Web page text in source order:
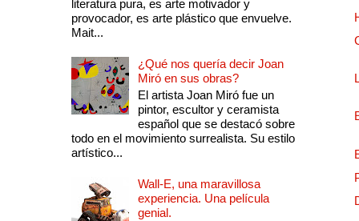
literatura pura, es arte motivador y
provocador, es arte plástico que envuelve.
Mait...
¿Qué nos quería decir Joan
Miró en sus obras?
El artista Joan Miró fue un
pintor, escultor y ceramista
español que se destacó sobre
todo en el movimiento surrealista. Su estilo
artístico...
Wall-E, una maravillosa
experiencia. Una película
genial.